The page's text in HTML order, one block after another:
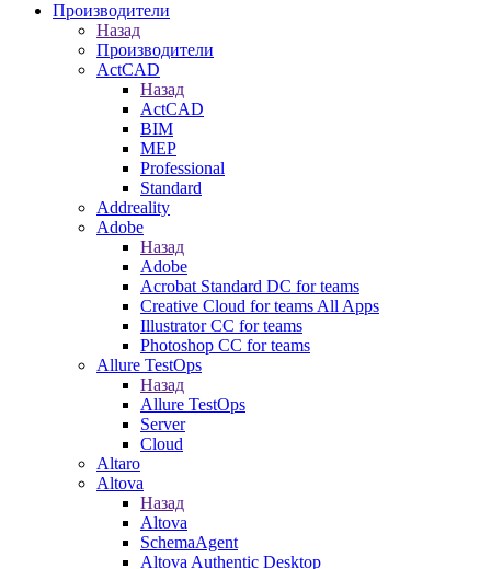
Производители
Назад
Производители
ActCAD
Назад
ActCAD
BIM
MEP
Professional
Standard
Addreality
Adobe
Назад
Adobe
Acrobat Standard DC for teams
Creative Cloud for teams All Apps
Illustrator CC for teams
Photoshop CC for teams
Allure TestOps
Назад
Allure TestOps
Server
Cloud
Altaro
Altova
Назад
Altova
SchemaAgent
Altova Authentic Desktop